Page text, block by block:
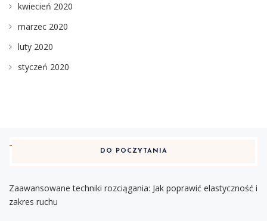
kwiecień 2020
marzec 2020
luty 2020
styczeń 2020
DO POCZYTANIA
Zaawansowane techniki rozciągania: Jak poprawić elastyczność i
zakres ruchu